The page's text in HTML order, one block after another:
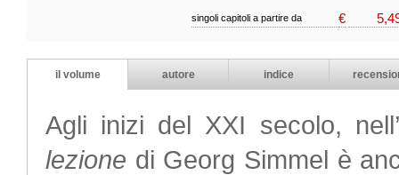
singoli capitoli a partire da €
il volume autore indice
Agli inizi del XXI secolo,
lezione di Georg Simmel è